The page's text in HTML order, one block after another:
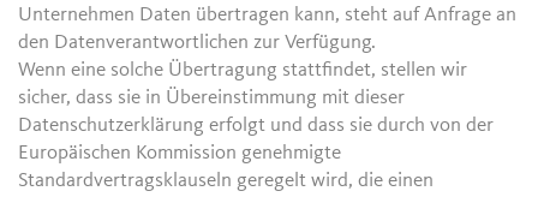
Unternehmen Daten übertragen kann, steht auf Anfrage an
den Datenverantwortlichen zur Verfügung.
Wenn eine solche Übertragung stattfindet, stellen wir
sicher, dass sie in Übereinstimmung mit dieser
Datenschutzerklärung erfolgt und dass sie durch von der
Europäischen Kommission genehmigte
Standardvertragsklauseln geregelt wird, die einen